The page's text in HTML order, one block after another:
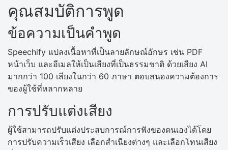
คุณสมบัติการพูด
ข้อความเป็นคำพูด
Speechify แปลงเนื้อหาที่เป็นลายลักษณ์อักษร เช่น PDF
หน้าเว็บ และอีเมลให้เป็นเสียงที่เป็นธรรมชาติ ด้วยเสียง AI
มากกว่า 100 เสียงในกว่า 60 ภาษา ตอบสนองความต้องการ
ของผู้ใช้ที่หลากหลาย
การปรับแต่งเสียง
ผู้ใช้สามารถปรับแต่งประสบการณ์การฟังของตนเองได้โดย
การปรับความเร็วเสียง เลือกสำเนียงต่างๆ และเลือกโทนเสียง